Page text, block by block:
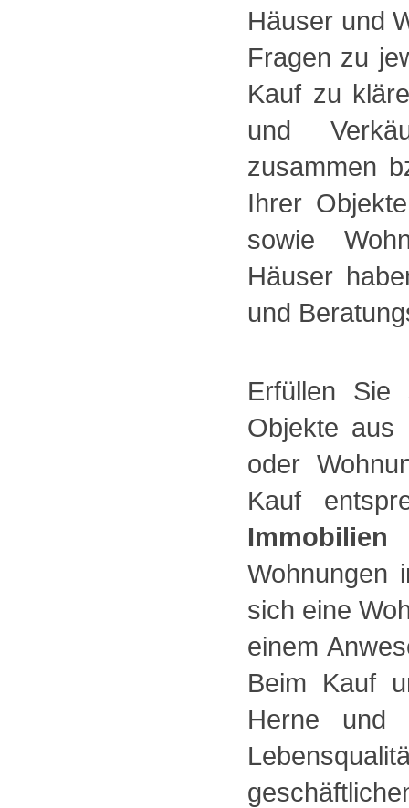
Häuser und
Fragen zu
Kauf zu
und
zusammen
Ihrer
sowie
Häuser
und
Erfüllen Sie
Objekte aus
oder
Kauf
Immobilien
Wohnungen
sich eine
einem
Beim Kauf
Herne und